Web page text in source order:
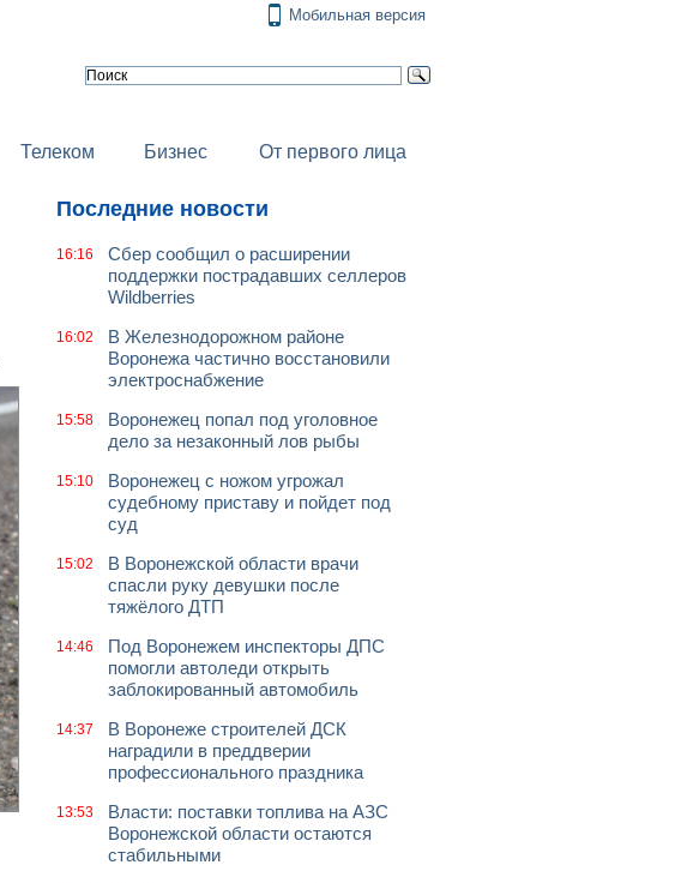
Мобильная версия
Телеком Бизнес От первого лица
Последние новости
16:16
Сбер сообщил о расширении
поддержки пострадавших селлеров
Wildberries
16:02
В Железнодорожном районе
Воронежа частично восстановили
электроснабжение
15:58
Воронежец попал под уголовное
дело за незаконный лов рыбы
15:10
Воронежец с ножом угрожал
судебному приставу и пойдет под
суд
15:02
В Воронежской области врачи
спасли руку девушки после
тяжёлого ДТП
14:46
Под Воронежем инспекторы ДПС
помогли автоледи открыть
заблокированный автомобиль
14:37
В Воронеже строителей ДСК
наградили в преддверии
профессионального праздника
13:53
Власти: поставки топлива на АЗС
Воронежской области остаются
стабильными